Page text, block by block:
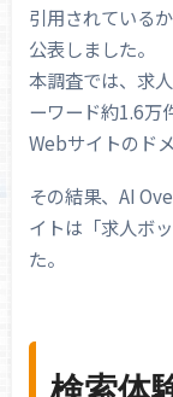
引用されている
公表しました。
本調査では、求
ーワード約1.6万
Webサイトのド
その結果、AI
イトは「求人ボ
た。
検索体